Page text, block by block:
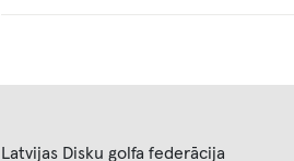
Latvijas Disku golfa federācija